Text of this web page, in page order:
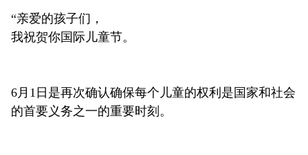
“亲爱的孩子们，
我祝贺你国际儿童节。
6月1日是再次确认确保每个儿童的权利是国家和社会
的首要义务之一的重要时刻。